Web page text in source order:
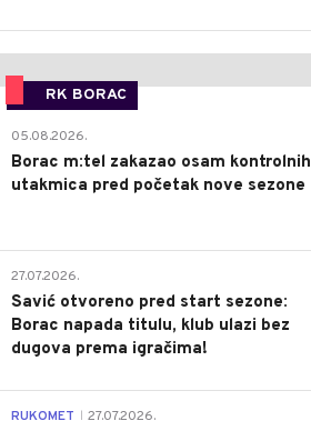
RK BORAC
05.08.2026.
Borac m:tel zakazao osam kontrolnih
utakmica pred početak nove sezone
27.07.2026.
Savić otvoreno pred start sezone:
Borac napada titulu, klub ulazi bez
dugova prema igračima!
RUKOMET 27.07.2026.